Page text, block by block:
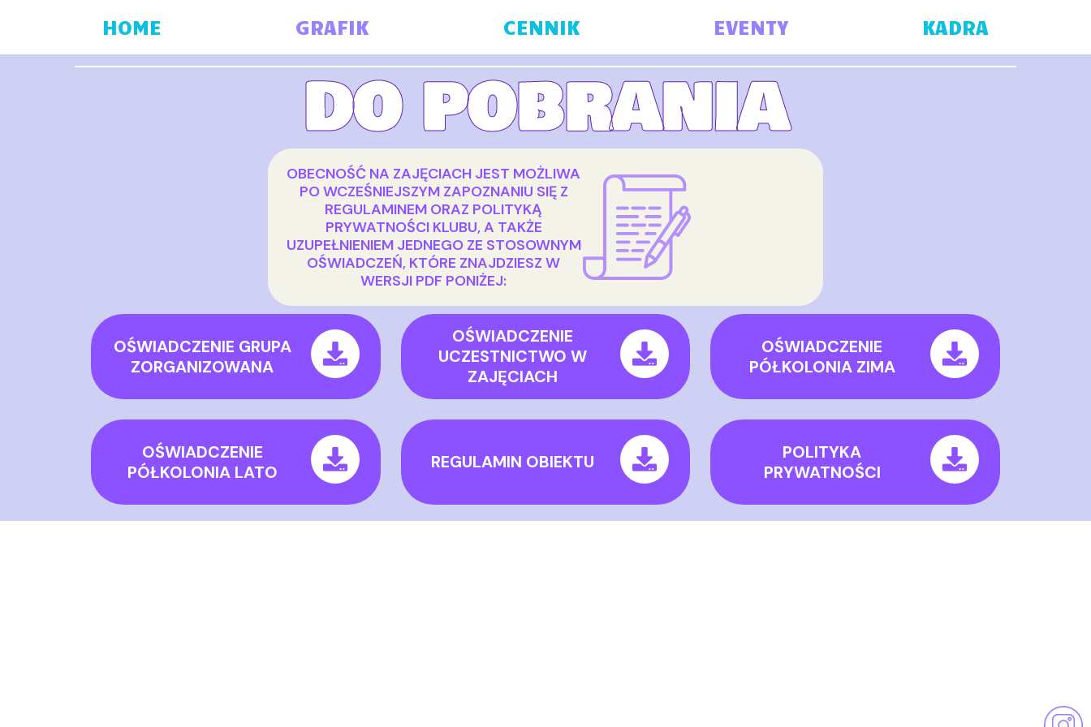
HOME GRAFIK CENNIK EVENTY KADRA
DO POBRANIA
OBECNOŚĆ NA ZAJĘCIACH JEST MOŻLIWA
PO WCZEŚNIEJSZYM ZAPOZNANIU SIĘ Z
REGULAMINEM ORAZ POLITYKĄ
PRYWATNOŚCI KLUBU, A TAKŻE
UZUPEŁNIENIEM JEDNEGO ZE STOSOWNYM
OŚWIADCZEŃ, KTÓRE ZNAJDZIESZ W
WERSJI PDF PONIŻEJ:
OŚWIADCZENIE GRUPA
ZORGANIZOWANA
OŚWIADCZENIE
UCZESTNICTWO W
ZAJĘCIACH
OŚWIADCZENIE
PÓŁKOLONIA ZIMA
OŚWIADCZENIE
PÓŁKOLONIA LATO
REGULAMIN OBIEKTU
POLITYKA
PRYWATNOŚCI